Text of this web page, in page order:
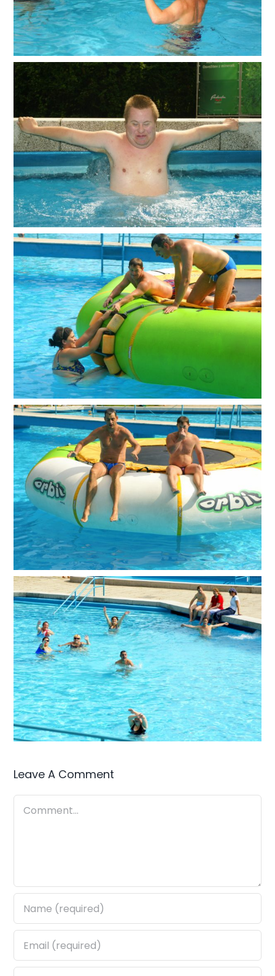
Leave A Comment
Comment